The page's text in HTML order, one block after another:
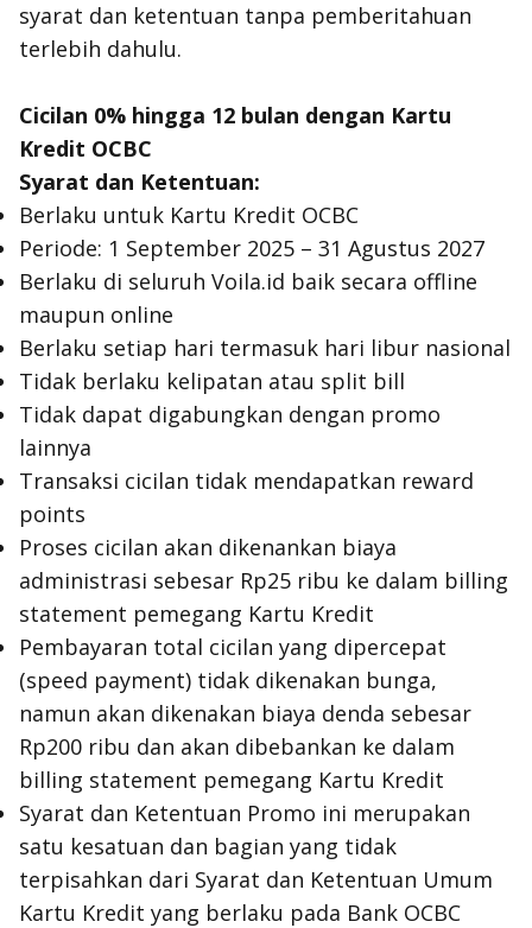
syarat dan ketentuan tanpa pemberitahuan
terlebih dahulu.
Cicilan 0% hingga 12 bulan dengan Kartu
Kredit OCBC
Syarat dan Ketentuan:
Berlaku untuk Kartu Kredit OCBC
Periode: 1 September 2025 – 31 Agustus 2027
Berlaku di seluruh Voila.id baik secara offline
maupun online
Berlaku setiap hari termasuk hari libur nasional
Tidak berlaku kelipatan atau split bill
Tidak dapat digabungkan dengan promo
lainnya
Transaksi cicilan tidak mendapatkan reward
points
Proses cicilan akan dikenankan biaya
administrasi sebesar Rp25 ribu ke dalam billing
statement pemegang Kartu Kredit
Pembayaran total cicilan yang dipercepat
(speed payment) tidak dikenakan bunga,
namun akan dikenakan biaya denda sebesar
Rp200 ribu dan akan dibebankan ke dalam
billing statement pemegang Kartu Kredit
Syarat dan Ketentuan Promo ini merupakan
satu kesatuan dan bagian yang tidak
terpisahkan dari Syarat dan Ketentuan Umum
Kartu Kredit yang berlaku pada Bank OCBC